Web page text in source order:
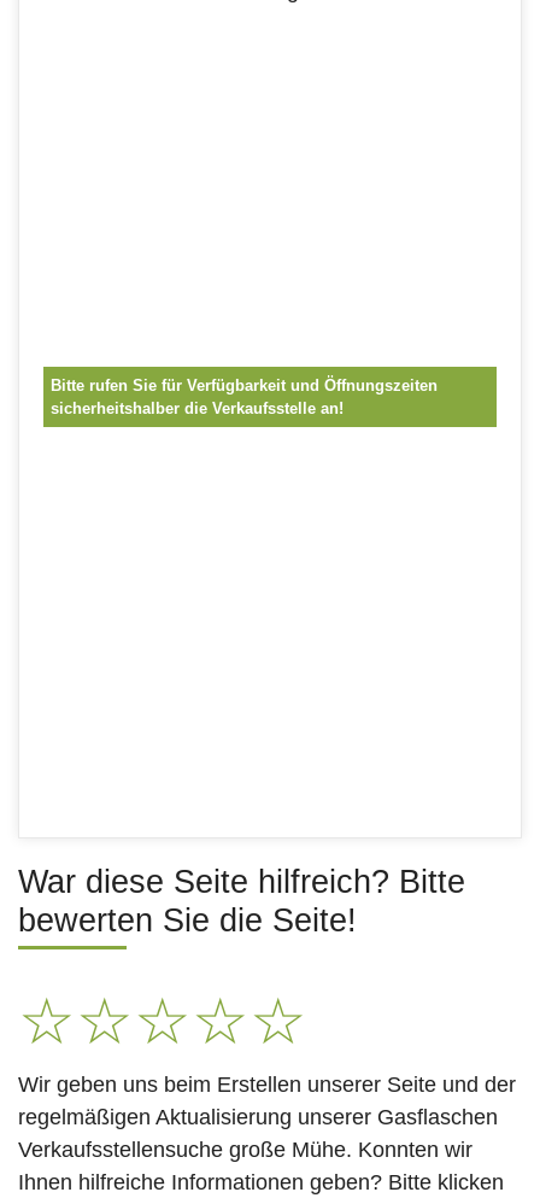
Bitte rufen Sie für Verfügbarkeit und Öffnungszeiten
sicherheitshalber die Verkaufsstelle an!
War diese Seite hilfreich? Bitte
bewerten Sie die Seite!
☆☆☆☆☆
Wir geben uns beim Erstellen unserer Seite und der
regelmäßigen Aktualisierung unserer Gasflaschen
Verkaufsstellensuche große Mühe. Konnten wir
Ihnen hilfreiche Informationen geben? Bitte klicken